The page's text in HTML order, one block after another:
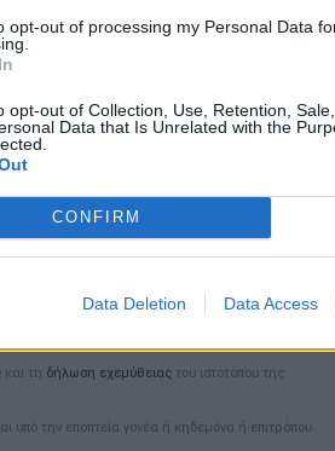
opt-out of processing my Personal Data
opt-out of Collection, Use, Retention,
Data that Is Unrelated with the
CONFIRM
Data Deletion Data Access
και τη δήλωση εχεμύθειας του ιστοτόπου της
υπό την εποπτεία γονέα ή κηδεμόνα ή επιτρόπου